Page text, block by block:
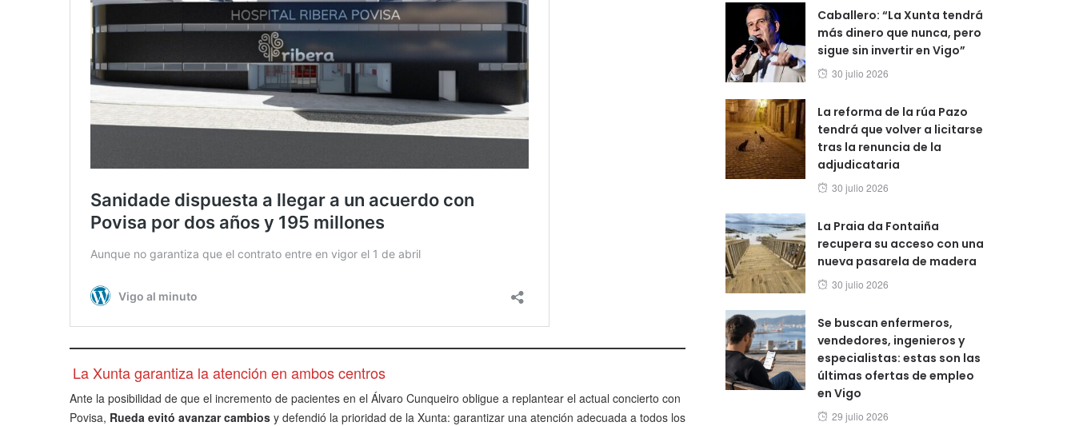
La Xunta garantiza la atención en ambos centros
Ante la posibilidad de que el incremento de pacientes en el Álvaro Cunqueiro obligue a replantear el actual concierto con
Povisa, Rueda evitó avanzar cambios y defendió la prioridad de la Xunta: garantizar una atención adecuada a todos los
Caballero: “La Xunta tendrá
más dinero que nunca, pero
sigue sin invertir en Vigo”
Posted
30 julio 2026
La reforma de la rúa Pazo
tendrá que volver a licitarse
tras la renuncia de la
adjudicataria
Posted
30 julio 2026
La Praia da Fontaiña
recupera su acceso con una
nueva pasarela de madera
Posted
30 julio 2026
Se buscan enfermeros,
vendedores, ingenieros y
especialistas: estas son las
últimas ofertas de empleo
en Vigo
Posted
29 julio 2026